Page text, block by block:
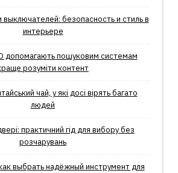
безопасность и стиль в
интерьере
допомагають пошуковим системам
розуміти контент
чай, у які досі вірять багато
людей
практичний гід для вибору без
розчарувань
выбрать надёжный инструмент для